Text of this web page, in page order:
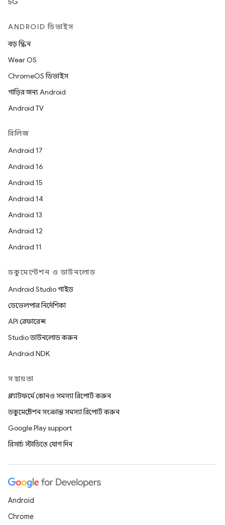
ANDROID ডিভাইস
বড় স্ক্রিন
Wear OS
ChromeOS ডিভাইস
গাড়ির জন্য Android
Android TV
রিলিজ
Android 17
Android 16
Android 15
Android 14
Android 13
Android 12
Android 11
ডকুমেন্টেশন ও ডাউনলোড
Android Studio গাইড
ডেভেলপার নির্দেশিকা
API রেফারেন্স
Studio ডাউনলোড করুন
Android NDK
সহায়তা
প্ল্যাটফর্মে কোনও সমস্যা রিপোর্ট করুন
ডকুমেন্টেশন সংক্রান্ত সমস্যা রিপোর্ট করুন
Google Play support
রিসার্চ স্টাডিতে যোগ দিন
Android
Chrome